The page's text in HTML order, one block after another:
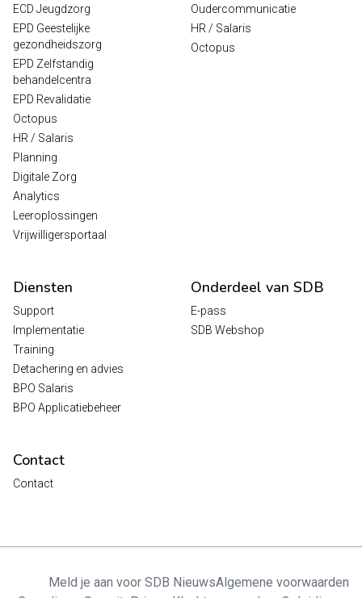
ECD Jeugdzorg
EPD Geestelijke
gezondheidszorg
EPD Zelfstandig
behandelcentra
EPD Revalidatie
Octopus
HR / Salaris
Planning
Digitale Zorg
Analytics
Leeroplossingen
Vrijwilligersportaal
Oudercommunicatie
HR / Salaris
Octopus
Diensten
Support
Implementatie
Training
Detachering en advies
BPO Salaris
BPO Applicatiebeheer
Onderdeel van SDB
E-pass
SDB Webshop
Contact
Contact
Meld je aan voor SDB NieuwsAlgemene voorwaarden